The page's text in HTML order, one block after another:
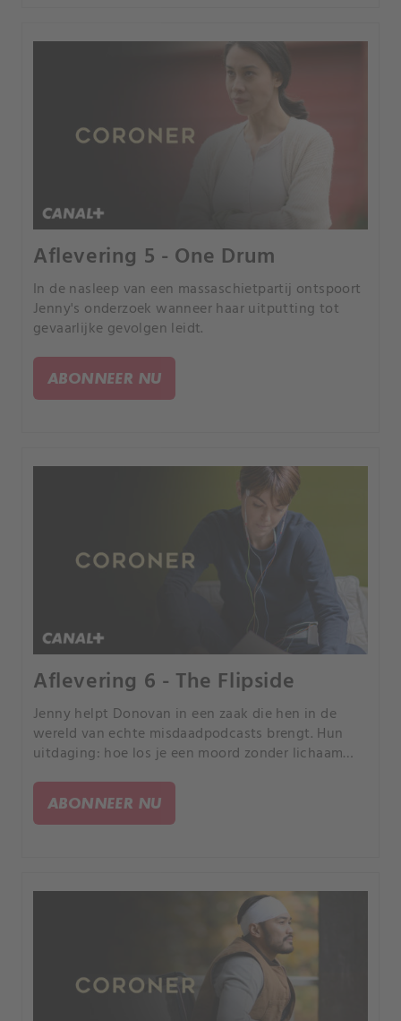
Aflevering 5 - One Drum
In de nasleep van een massaschietpartij ontspoort
Jenny's onderzoek wanneer haar uitputting tot
gevaarlijke gevolgen leidt.
ABONNEER NU
Aflevering 6 - The Flipside
Jenny helpt Donovan in een zaak die hen in de
wereld van echte misdaadpodcasts brengt. Hun
uitdaging: hoe los je een moord zonder lichaam
ABONNEER NU